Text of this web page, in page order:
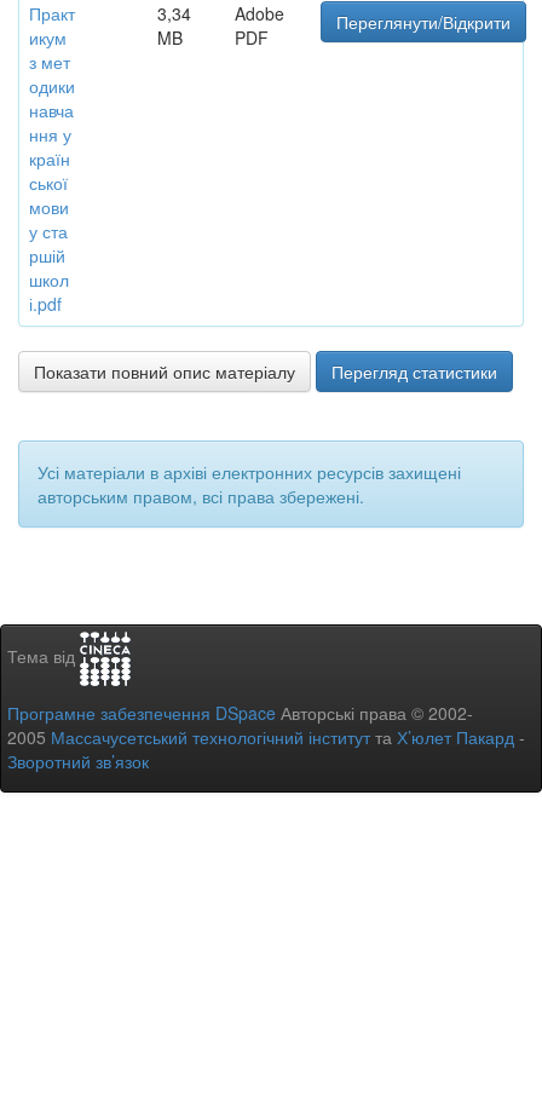
Практ
икум
з мет
одики
навча
ння у
країн
ської
мови
у ста
ршій
школ
і.pdf
3,34
MB
Adobe
PDF
Переглянути/Відкрити
Показати повний опис матеріалу Перегляд статистики
Усі матеріали в архіві електронних ресурсів захищені
авторським правом, всі права збережені.
Тема від
Програмне забезпечення DSpace Авторські права © 2002-
2005 Массачусетський технологічний інститутта Х’юлет Пакард -
Зворотний зв’язок